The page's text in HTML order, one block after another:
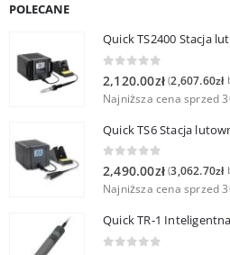
POLECANE
Quick TS2400 Stacja
2,120.00zł (2,607.60zł
Najniższa cena sprzed
0 out of 5
2,490.00zł (3,062.70zł
Najniższa cena sprzed
Quick TR-1